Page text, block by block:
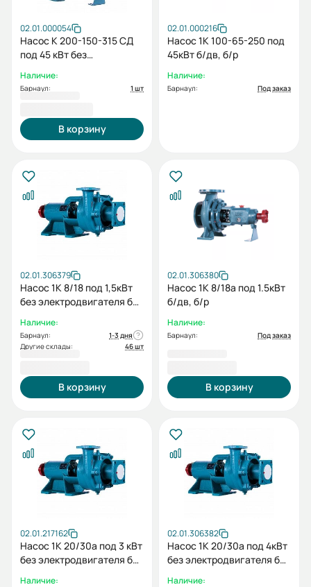
02.01.000054
Насос К 200-150-315 СД
под 45 кВт без
рамы
Наличие:
Барнаул: 1 шт
В корзину
02.01.000216
Насос 1К 100-65-250 под
45кВт б/дв, б/р
Наличие:
Барнаул: Под заказ
02.01.306379
Насос 1К 8/18 под 1,5кВт
без электродвигателя без
Наличие:
Барнаул:
1-3 дня
Другие склады:
46 шт
В корзину
02.01.306380
Насос 1К 8/18а под 1.5кВт
б/дв, б/р
Наличие:
Барнаул: Под заказ
В корзину
02.01.217162
Насос 1К 20/30а под 3 кВт
без электродвигателя без
Наличие:
02.01.306382
Насос 1К 20/30а под 4кВт
без электродвигателя без
Наличие: